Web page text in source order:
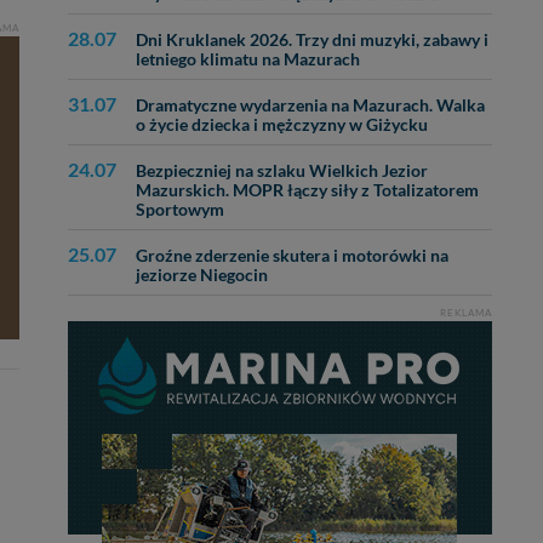
28.07
Dni Kruklanek 2026. Trzy dni muzyki, zabawy i
letniego klimatu na Mazurach
31.07
Dramatyczne wydarzenia na Mazurach. Walka
o życie dziecka i mężczyzny w Giżycku
24.07
Bezpieczniej na szlaku Wielkich Jezior
Mazurskich. MOPR łączy siły z Totalizatorem
Sportowym
25.07
Groźne zderzenie skutera i motorówki na
jeziorze Niegocin
REKLAMA
ul. Wiejska 17,
zabronić ich
w odniesieniu do
- w pewnych